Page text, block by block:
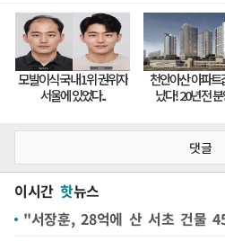
댓글
이시간 핫뉴스
"서장훈, 28억에 산 서초 건물